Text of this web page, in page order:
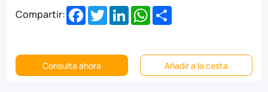
residential
commercial
FTTH
Compartir: Facebook
TwitterLinkedInWhatsApp
Consulta ahora Añadir a la cesta